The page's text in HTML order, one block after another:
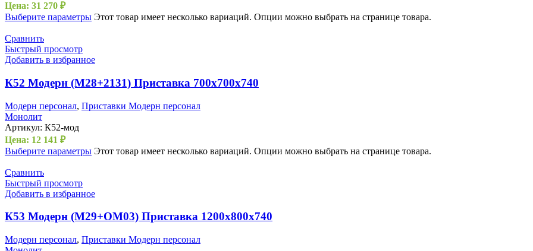
Цена: 31 270 ₽
Выберите параметры Этот товар имеет несколько вариаций. Опции можно выбрать на странице товара.
Сравнить
Быстрый просмотр
Добавить в избранное
К52 Модерн (М28+2131) Приставка 700х700х740
Модерн персонал, Приставки Модерн персонал
Монолит
Артикул: К52-мод
Цена: 12 141 ₽
Выберите параметры Этот товар имеет несколько вариаций. Опции можно выбрать на странице товара.
Сравнить
Быстрый просмотр
Добавить в избранное
К53 Модерн (М29+ОМ03) Приставка 1200х800х740
Модерн персонал, Приставки Модерн персонал